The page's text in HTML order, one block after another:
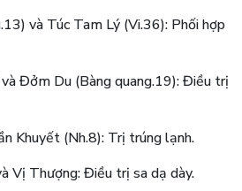
và Túc Tam Lý (Vi.36): Phối hợp
Đởm Du (Bàng quang.19): Điều trị
Khuyết (Nh.8): Trị trúng lạnh.
Vị Thượng: Điều trị sa dạ dày.